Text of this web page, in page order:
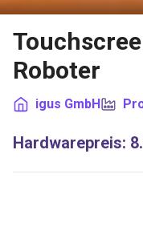
Roboter
igus GmbH
Hardwarepreis: